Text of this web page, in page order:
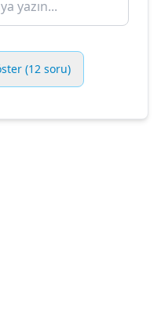
(12 soru)